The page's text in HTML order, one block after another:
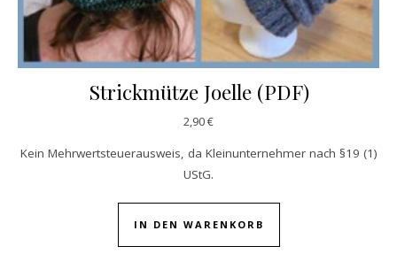
Strickmütze Joelle (PDF)
2,90€
Kein Mehrwertsteuerausweis, da Kleinunternehmer nach §19 (1)
UStG.
IN DEN WARENKORB